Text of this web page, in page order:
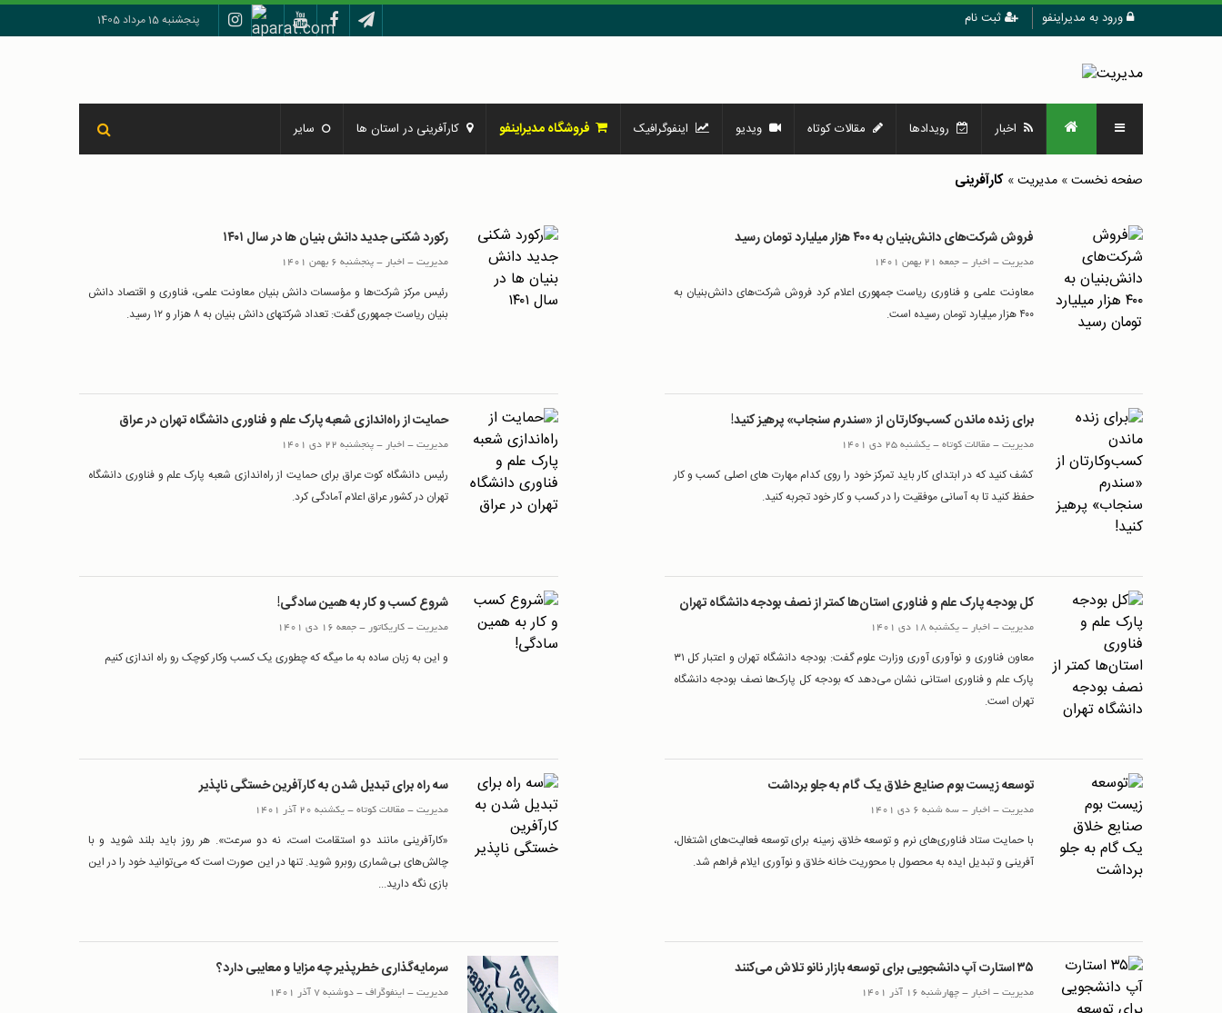
ورود به مدیراینفو ثبت نام پنجشنبه 15 مرداد 1405
اخبار رویدادها مقالات کوتاه ویدیو اینفوگرافیک فروشگاه مدیراینفو کارآفرینی در استان ها سایر
صفحه نخست» مدیریت» کارآفرینی
فروش شرکت‌های دانش‌بنیان به ۴۰۰ هزار میلیارد تومان رسید
مدیریت-اخبار -جمعه 21 بهمن 1401
معاونت علمی و فناوری ریاست جمهوری اعلام کرد فروش شرکت‌های دانش‌بنیان به
۴۰۰ هزار میلیارد تومان رسیده است.
رکورد شکنی جدید دانش بنیان ها در سال ۱۴۰۱
مدیریت-اخبار -پنجشنبه 6 بهمن 1401
رئیس مرکز شرکت‌ها و مؤسسات دانش بنیان معاونت علمی، فناوری و اقتصاد دانش
بنیان ریاست جمهوری گفت: تعداد شرکتهای دانش بنیان به ۸ هزار و ۱۲ رسید.
برای زنده ماندن کسب‌وکارتان از «سندرم سنجاب» پرهیز کنید!
مدیریت-مقالات کوتاه-یکشنبه 25 دی 1401
کشف کنید که در ابتدای کار باید تمرکز خود را روی کدام مهارت های اصلی کسب و کار
حفظ کنید تا به آسانی موفقیت را در کسب و کار خود تجربه کنید.
حمایت از راه‌اندازی شعبه پارک علم و فناوری دانشگاه تهران در عراق
مدیریت-اخبار -پنجشنبه 22 دی 1401
رئیس دانشگاه کوت عراق برای حمایت از راه‌اندازی شعبه پارک علم و فناوری دانشگاه
تهران در کشور عراق اعلام آمادگی کرد.
کل بودجه پارک علم و فناوری استان‌ها کمتر از نصف بودجه دانشگاه تهران
مدیریت-اخبار -یکشنبه 18 دی 1401
معاون فناوری و نوآوری آوری وزارت علوم گفت: بودجه دانشگاه تهران و اعتبار کل ۳۱
پارک‌ علم و فناوری استانی نشان می‌دهد که بودجه کل پارک‌ها نصف بودجه دانشگاه
تهران است.
شروع کسب و کار به همین سادگی!
مدیریت-کاریکاتور -جمعه 16 دی 1401
و این به زبان ساده به ما میگه که چطوری یک کسب وکار کوچک رو راه اندازی کنیم
توسعه زیست بوم صنایع خلاق یک گام به جلو برداشت
مدیریت-اخبار - سه شنبه 6 دی 1401
با حمایت ستاد فناوری‌های نرم و توسعه خلاق، زمینه برای توسعه فعالیت‌های اشتغال،
آفرینی و تبدیل ایده به محصول با محوریت خانه خلاق و نوآوری ایلام فراهم شد.
سه راه برای تبدیل شدن به کارآفرین خستگی ناپذیر
مدیریت-مقالات کوتاه-یکشنبه 20 آذر 1401
«کارآفرینی مانند دو استقامت است، نه دو سرعت». هر روز باید بلند شوید و با
چالش‌های بی‌شماری روبرو شوید. تنها در این صورت است که می‌توانید خود را در این
بازی نگه دارید...
۳۵ استارت آپ دانشجویی برای توسعه بازار نانو تلاش می‌کنند
مدیریت-اخبار -چهارشنبه 16 آذر 1401
سرمایه‌گذاری خطرپذیر چه مزایا و معایبی دارد؟
مدیریت-اینفوگراف-دوشنبه 7 آذر 1401